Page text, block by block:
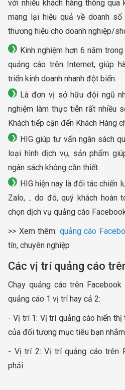
với nhiều khách hàng thông qua
mang lại hiệu quả về doanh
thương hiệu cho doanh nghiệp/
Kinh nghiệm hơn 6 năm
quảng cáo trên Internet, giúp
triển kinh doanh nhanh đột biến.
Là đơn vị sở hữu đội ngũ
nghiệm làm thực tiễn rất nhiều
Khách tiếp cận đến Khách Hàng
HIG giúp tư vấn ngân sách
loại hình dịch vụ, sản phẩm
ngân sách không cần thiết.
HIG hiện nay là đối tác chiến
Zalo, .. do đó, quý khách hoàn
chọn dịch vụ quảng cáo
>> Xem thêm: quảng cáo
tín, chuyên nghiệp
Các vị trí quảng cáo
Chạy quảng cáo trên
quảng cáo 1 vị trí hay cả 2:
- Vị trí 1: Vị trí quảng cáo hiển
của đối tượng mục tiêu bạn
- Vị trí 2: Vị trí quảng cáo trên
phải